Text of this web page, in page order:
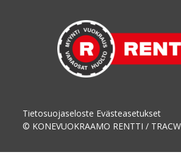
Tietosuojaseloste Evästeasetukset
© KONEVUOKRAAMO RENTTI /